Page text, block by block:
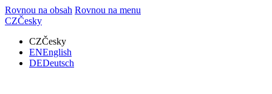
Rovnou na obsah Rovnou na menu
CZČesky
CZČesky
ENEnglish
DEDeutsch